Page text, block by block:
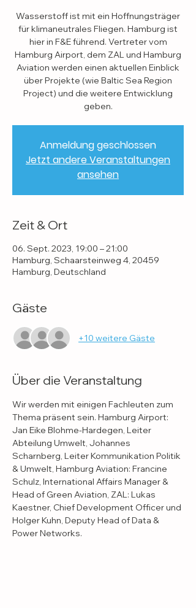
Wasserstoff ist mit ein Hoffnungsträger
für klimaneutrales Fliegen. Hamburg ist
hier in F&E führend. Vertreter vom
Hamburg Airport, dem ZAL und Hamburg
Aviation werden einen aktuellen Einblick
über Projekte (wie Baltic Sea Region
Project) und die weitere Entwicklung
geben.
Anmeldung geschlossen
Jetzt andere Veranstaltungen
ansehen
Zeit & Ort
06. Sept. 2023, 19:00 – 21:00
Hamburg, Schaarsteinweg 4, 20459
Hamburg, Deutschland
Gäste
+10 weitere Gäste
Über die Veranstaltung
Wir werden mit einigen Fachleuten zum
Thema präsent sein. Hamburg Airport:
Jan Eike Blohme-Hardegen, Leiter
Abteilung Umwelt, Johannes
Scharnberg, Leiter Kommunikation Politik
& Umwelt, Hamburg Aviation: Francine
Schulz, International Affairs Manager &
Head of Green Aviation, ZAL: Lukas
Kaestner, Chief Development Officer und
Holger Kuhn, Deputy Head of Data &
Power Networks.